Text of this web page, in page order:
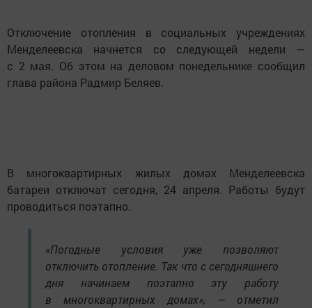
Отключение отопления в социальных учреждениях
Менделеевска начнется со следующей недели —
с 2 мая. Об этом на деловом понедельнике сообщил
глава района Радмир Беляев.
В многоквартирных жилых домах Менделеевска
батареи отключат сегодня, 24 апреля. Работы будут
проводиться поэтапно.
«Погодные условия уже позволяют
отключить отопление. Так что с сегодняшнего
дня начинаем поэтапно эту работу
в многоквартирных домах», — отметил